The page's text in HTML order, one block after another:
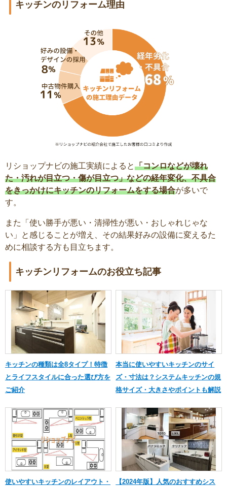
キッチンのリフォーム理由
リショップナビの施工実績によると「コンロなどが壊れ
た・汚れが目立つ・傷が目立つ」などの経年変化、不具合
をきっかけにキッチンのリフォームをする場合が多いで
す。
また「使い勝手が悪い・清掃性が悪い・おしゃれじゃな
い」と感じることが増え、その結果好みの設備に変えるた
めに相談する方も目立ちます。
キッチンリフォームのお役立ち記事
キッチンの種類は全8タイプ！特徴
とライフスタイルに合った選び方を
ご紹介
本当に使いやすいキッチンのサイ
ズ・寸法は？システムキッチンの規
格サイズ・大きさやポイントも解説
使いやすいキッチンのレイアウト・
【2024年版】人気のおすすめシス